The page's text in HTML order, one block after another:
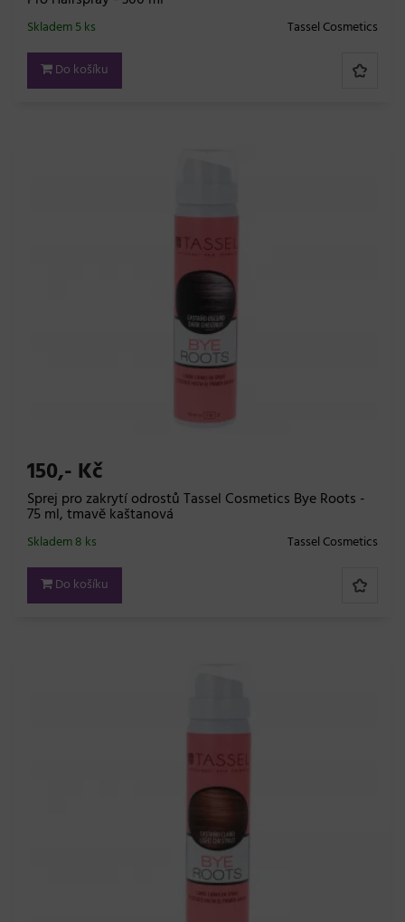
Tassel Cosmetics
Skladem 5 ks
Do košíku
150,- Kč
Sprej pro zakrytí odrostů Tassel Cosmetics Bye Roots -
75 ml, tmavě kaštanová
Tassel Cosmetics
Skladem 8 ks
Do košíku